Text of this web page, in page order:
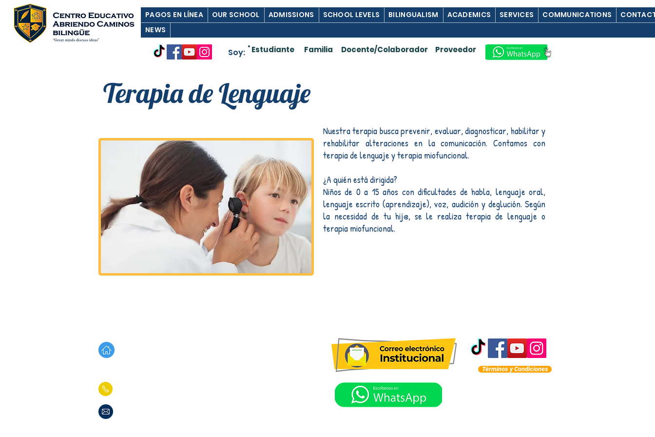
PAGOS EN LÍNEA OUR SCHOOL ADMISSIONS SCHOOL LEVELS BILINGUALISM ACADEMICS SERVICES COMMUNICATIONS
NEWS
Soy: Estudiante Familia Docente/Colaborador Proveedor
Terapia de Lenguaje
Nuestra terapia busca prevenir, evaluar, diagnosticar, habilitar y
rehabilitar alteraciones en la comunicación. Contamos con
terapia de lenguaje y terapia miofuncional.
¿A quién está dirigida?
Niños de 0 a 15 años con dificultades de habla, lenguaje oral,
lenguaje escrito (aprendizaje), voz, audición y deglución. Según
la necesidad de tu hij@, se le realiza terapia de lenguaje o
terapia miofuncional.
Términos y Condiciones